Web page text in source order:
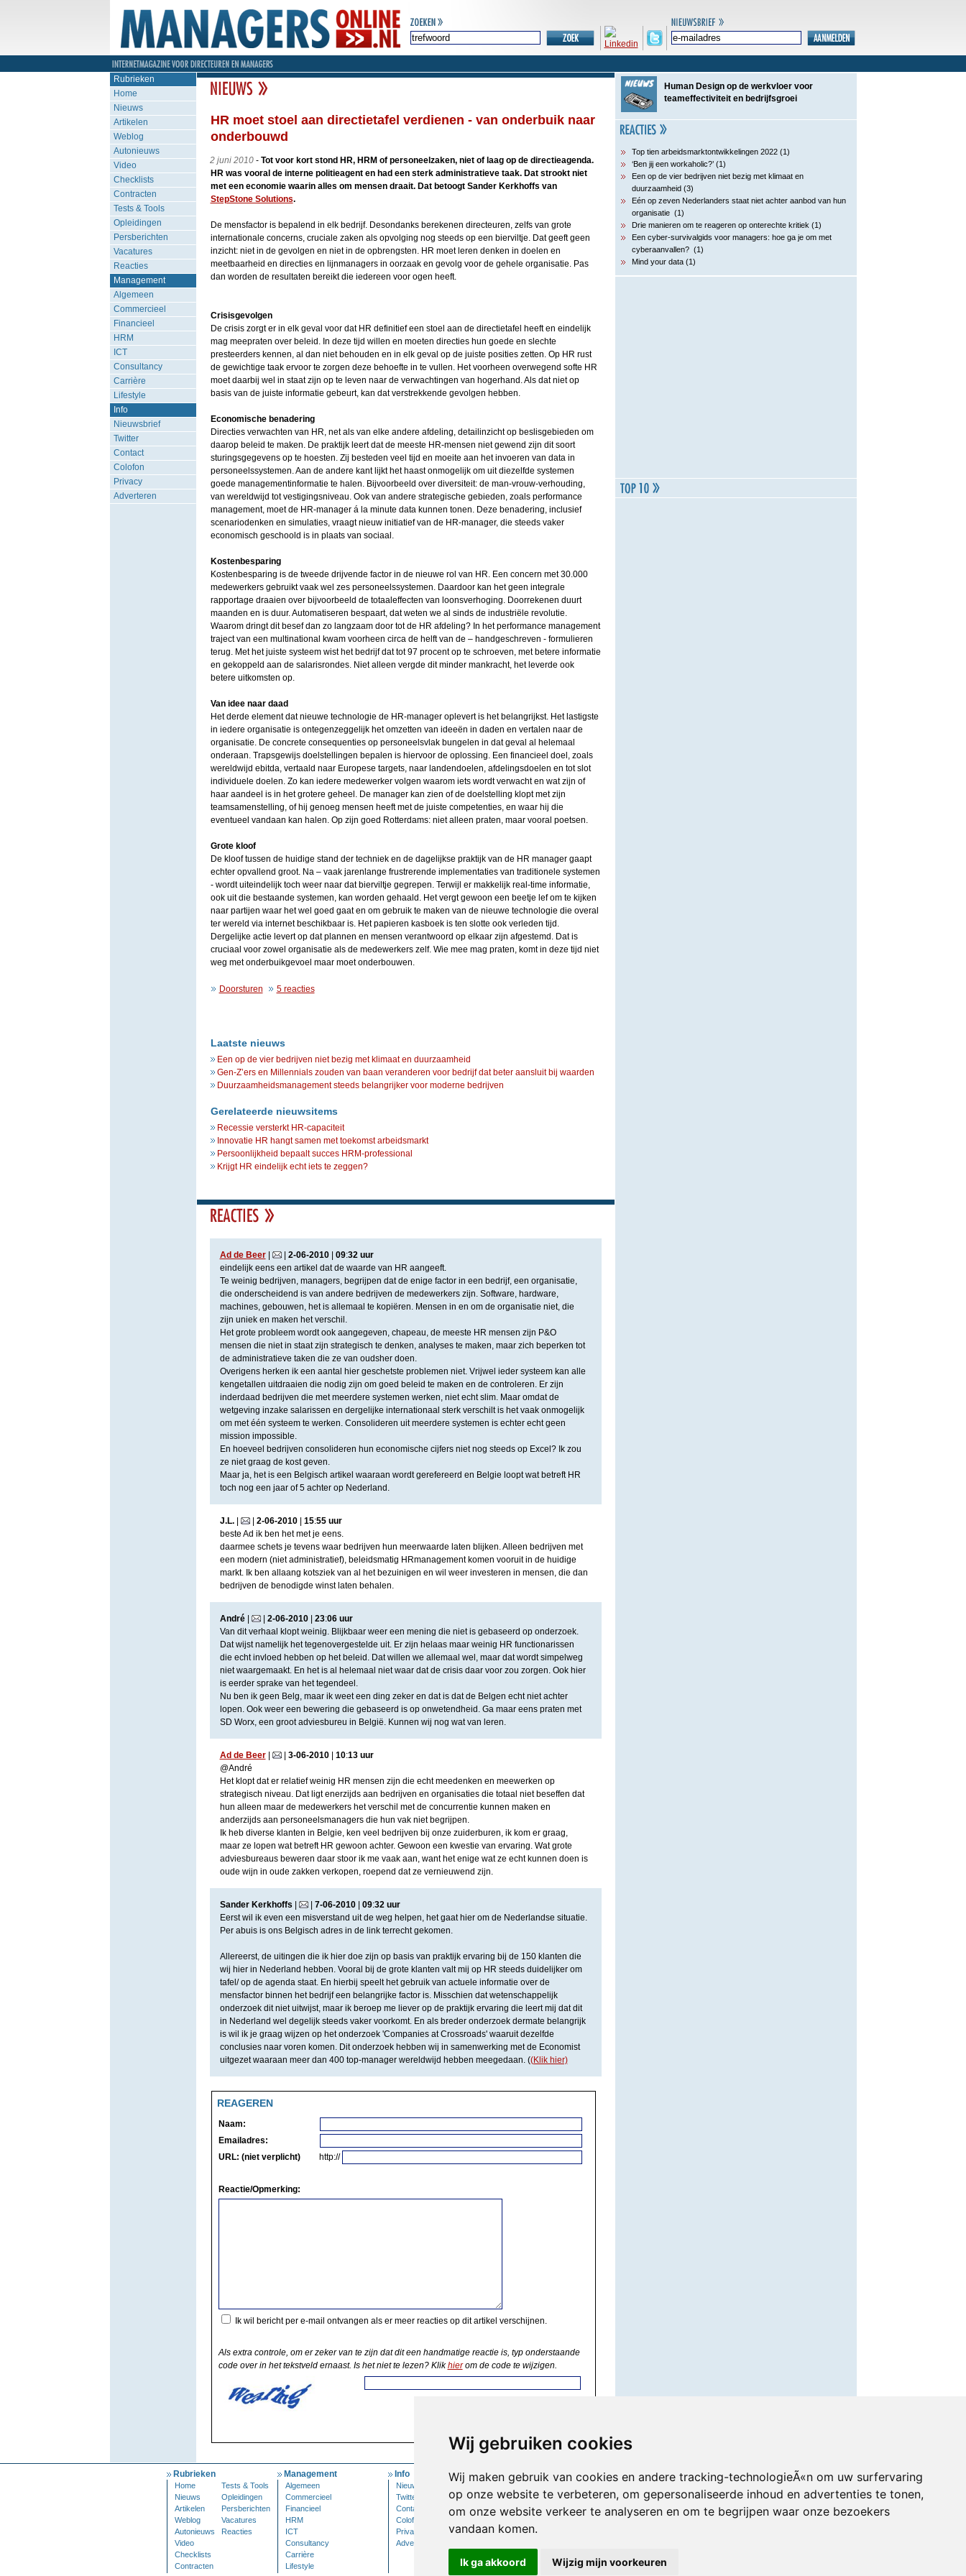
Wij gebruiken cookies
Wij maken gebruik van cookies en andere tracking-technologieÃ«n om uw surfervaring
op onze website te verbeteren, om gepersonaliseerde inhoud en advertenties te tonen,
om onze website verkeer te analyseren en om te begrijpen waar onze bezoekers
vandaan komen.
Ik ga akkoord Wijzig mijn voorkeuren
Rubrieken
Home
Nieuws
Artikelen
Weblog
Autonieuws
Video
Checklists
Contracten
Tests & Tools
Opleidingen
Persberichten
Vacatures
Reacties
Management
Algemeen
Commercieel
Financieel
HRM
ICT
Consultancy
Carrière
Lifestyle
Info
Nieuwsbrief
Twitter
Contact
Colofon
Privacy
Adverteren
HR moet stoel aan directietafel verdienen - van onderbuik naar
onderbouwd
2 juni 2010- Tot voor kort stond HR, HRM of personeelzaken, niet of laag op de directieagenda.
HR was vooral de interne politieagent en had een sterk administratieve taak. Dat strookt niet
met een economie waarin alles om mensen draait. Dat betoogt Sander Kerkhoffs van
StepStone Solutions.
De mensfactor is bepalend in elk bedrijf. Desondanks berekenen directeuren, zelfs van grote
internationale concerns, cruciale zaken als opvolging nog steeds op een bierviltje. Dat geeft geen
inzicht: niet in de gevolgen en niet in de opbrengsten. HR moet leren denken in doelen en
meetbaarheid en directies en lijnmanagers in oorzaak en gevolg voor de gehele organisatie. Pas
dan worden de resultaten bereikt die iedereen voor ogen heeft.
Crisisgevolgen
De crisis zorgt er in elk geval voor dat HR definitief een stoel aan de directietafel heeft en eindelijk
mag meepraten over beleid. In deze tijd willen en moeten directies hun goede en slechte
presteerders kennen, al dan niet behouden en in elk geval op de juiste posities zetten. Op HR rust
de gewichtige taak ervoor te zorgen deze behoefte in te vullen. Het voorheen overwegend softe HR
moet daarbij wel in staat zijn op te leven naar de verwachtingen van hogerhand. Als dat niet op
basis van de juiste informatie gebeurt, kan dat verstrekkende gevolgen hebben.
Economische benadering
Directies verwachten van HR, net als van elke andere afdeling, detailinzicht op beslisgebieden om
daarop beleid te maken. De praktijk leert dat de meeste HR-mensen niet gewend zijn dit soort
sturingsgegevens op te hoesten. Zij besteden veel tijd en moeite aan het invoeren van data in
personeelssystemen. Aan de andere kant lijkt het haast onmogelijk om uit diezelfde systemen
goede managementinformatie te halen. Bijvoorbeeld over diversiteit: de man-vrouw-verhouding,
van wereldwijd tot vestigingsniveau. Ook van andere strategische gebieden, zoals performance
management, moet de HR-manager á la minute data kunnen tonen. Deze benadering, inclusief
scenariodenken en simulaties, vraagt nieuw initiatief van de HR-manager, die steeds vaker
economisch geschoold is in plaats van sociaal.
Kostenbesparing
Kostenbesparing is de tweede drijvende factor in de nieuwe rol van HR. Een concern met 30.000
medewerkers gebruikt vaak wel zes personeelssystemen. Daardoor kan het geen integrale
rapportage draaien over bijvoorbeeld de totaaleffecten van loonsverhoging. Doorrekenen duurt
maanden en is duur. Automatiseren bespaart, dat weten we al sinds de industriële revolutie.
Waarom dringt dit besef dan zo langzaam door tot de HR afdeling? In het performance management
traject van een multinational kwam voorheen circa de helft van de – handgeschreven - formulieren
terug. Met het juiste systeem wist het bedrijf dat tot 97 procent op te schroeven, met betere informatie
en gekoppeld aan de salarisrondes. Niet alleen vergde dit minder mankracht, het leverde ook
betere uitkomsten op.
Van idee naar daad
Het derde element dat nieuwe technologie de HR-manager oplevert is het belangrijkst. Het lastigste
in iedere organisatie is ontegenzeggelijk het omzetten van ideeën in daden en vertalen naar de
organisatie. De concrete consequenties op personeelsvlak bungelen in dat geval al helemaal
onderaan. Trapsgewijs doelstellingen bepalen is hiervoor de oplossing. Een financieel doel, zoals
wereldwijd ebitda, vertaald naar Europese targets, naar landendoelen, afdelingsdoelen en tot slot
individuele doelen. Zo kan iedere medewerker volgen waarom iets wordt verwacht en wat zijn of
haar aandeel is in het grotere geheel. De manager kan zien of de doelstelling klopt met zijn
teamsamenstelling, of hij genoeg mensen heeft met de juiste competenties, en waar hij die
eventueel vandaan kan halen. Op zijn goed Rotterdams: niet alleen praten, maar vooral poetsen.
Grote kloof
De kloof tussen de huidige stand der techniek en de dagelijkse praktijk van de HR manager gaapt
echter opvallend groot. Na – vaak jarenlange frustrerende implementaties van traditionele systemen
- wordt uiteindelijk toch weer naar dat bierviltje gegrepen. Terwijl er makkelijk real-time informatie,
ook uit die bestaande systemen, kan worden gehaald. Het vergt gewoon een beetje lef om te kijken
naar partijen waar het wel goed gaat en om gebruik te maken van de nieuwe technologie die overal
ter wereld via internet beschikbaar is. Het papieren kasboek is ten slotte ook verleden tijd.
Dergelijke actie levert op dat plannen en mensen verantwoord op elkaar zijn afgestemd. Dat is
cruciaal voor zowel organisatie als de medewerkers zelf. Wie mee mag praten, komt in deze tijd niet
weg met onderbuikgevoel maar moet onderbouwen.
Doorsturen 5 reacties
Laatste nieuws
Een op de vier bedrijven niet bezig met klimaat en duurzaamheid
Gen-Z’ers en Millennials zouden van baan veranderen voor bedrijf dat beter aansluit bij waarden
Duurzaamheidsmanagement steeds belangrijker voor moderne bedrijven
Gerelateerde nieuwsitems
Recessie versterkt HR-capaciteit
Innovatie HR hangt samen met toekomst arbeidsmarkt
Persoonlijkheid bepaalt succes HRM-professional
Krijgt HR eindelijk echt iets te zeggen?
Ad de Beer| | 2-06-2010| 09:32 uur
eindelijk eens een artikel dat de waarde van HR aangeeft.
Te weinig bedrijven, managers, begrijpen dat de enige factor in een bedrijf, een organisatie,
die onderscheidend is van andere bedrijven de medewerkers zijn. Software, hardware,
machines, gebouwen, het is allemaal te kopiëren. Mensen in en om de organisatie niet, die
zijn uniek en maken het verschil.
Het grote probleem wordt ook aangegeven, chapeau, de meeste HR mensen zijn P&O
mensen die niet in staat zijn strategisch te denken, analyses te maken, maar zich beperken tot
de administratieve taken die ze van oudsher doen.
Overigens herken ik een aantal hier geschetste problemen niet. Vrijwel ieder systeem kan alle
kengetallen uitdraaien die nodig zijn om goed beleid te maken en de controleren. Er zijn
inderdaad bedrijven die met meerdere systemen werken, niet echt slim. Maar omdat de
wetgeving inzake salarissen en dergelijke internationaal sterk verschilt is het vaak onmogelijk
om met één systeem te werken. Consolideren uit meerdere systemen is echter echt geen
mission impossible.
En hoeveel bedrijven consolideren hun economische cijfers niet nog steeds op Excel? Ik zou
ze niet graag de kost geven.
Maar ja, het is een Belgisch artikel waaraan wordt gerefereerd en Belgie loopt wat betreft HR
toch nog een jaar of 5 achter op Nederland.
J.L.| | 2-06-2010| 15:55 uur
beste Ad ik ben het met je eens.
daarmee schets je tevens waar bedrijven hun meerwaarde laten blijken. Alleen bedrijven met
een modern (niet administratief), beleidsmatig HRmanagement komen vooruit in de huidige
markt. Ik ben allaang kotsziek van al het bezuinigen en wil weer investeren in mensen, die dan
bedrijven de benodigde winst laten behalen.
André| | 2-06-2010| 23:06 uur
Van dit verhaal klopt weinig. Blijkbaar weer een mening die niet is gebaseerd op onderzoek.
Dat wijst namelijk het tegenovergestelde uit. Er zijn helaas maar weinig HR functionarissen
die echt invloed hebben op het beleid. Dat willen we allemaal wel, maar dat wordt simpelweg
niet waargemaakt. En het is al helemaal niet waar dat de crisis daar voor zou zorgen. Ook hier
is eerder sprake van het tegendeel.
Nu ben ik geen Belg, maar ik weet een ding zeker en dat is dat de Belgen echt niet achter
lopen. Ook weer een bewering die gebaseerd is op onwetendheid. Ga maar eens praten met
SD Worx, een groot adviesbureu in België. Kunnen wij nog wat van leren.
Ad de Beer| | 3-06-2010| 10:13 uur
@André
Het klopt dat er relatief weinig HR mensen zijn die echt meedenken en meewerken op
strategisch niveau. Dat ligt enerzijds aan bedrijven en organisaties die totaal niet beseffen dat
hun alleen maar de medewerkers het verschil met de concurrentie kunnen maken en
anderzijds aan personeelsmanagers die hun vak niet begrijpen.
Ik heb diverse klanten in Belgie, ken veel bedrijven bij onze zuiderburen, ik kom er graag,
maar ze lopen wat betreft HR gewoon achter. Gewoon een kwestie van ervaring. Wat grote
adviesbureaus beweren daar stoor ik me vaak aan, want het enige wat ze echt kunnen doen is
oude wijn in oude zakken verkopen, roepend dat ze vernieuwend zijn.
Sander Kerkhoffs | 7-06-2010| 09:32 uur
Eerst wil ik even een misverstand uit de weg helpen, het gaat hier om de Nederlandse situatie.
Per abuis is ons Belgisch adres in de link terrecht gekomen.
Allereerst, de uitingen die ik hier doe zijn op basis van praktijk ervaring bij de 150 klanten die
wij hier in Nederland hebben. Vooral bij de grote klanten valt mij op HR steeds duidelijker om
tafel/ op de agenda staat. En hierbij speelt het gebruik van actuele informatie over de
mensfactor binnen het bedrijf een belangrijke factor is. Misschien dat wetenschappelijk
onderzoek dit niet uitwijst, maar ik beroep me liever op de praktijk ervaring die leert mij dat dit
in Nederland wel degelijk steeds vaker voorkomt. En als breder onderzoek dermate belangrijk
is wil ik je graag wijzen op het onderzoek 'Companies at Crossroads' waaruit dezelfde
conclusies naar voren komen. Dit onderzoek hebben wij in samenwerking met de Economist
uitgezet waaraan meer dan 400 top-manager wereldwijd hebben meegedaan. ((Klik hier)
REAGEREN
Naam:
Emailadres:
URL: (niet verplicht)
http://
Reactie/Opmerking:
Ik wil bericht per e-mail ontvangen als er meer reacties op dit artikel verschijnen.
Als extra controle, om er zeker van te zijn dat dit een handmatige reactie is, typ onderstaande
code over in het tekstveld ernaast. Is het niet te lezen? Klikhierom de code te wijzigen.
Human Design op de werkvloer voor
teameffectiviteit en bedrijfsgroei
Top tien arbeidsmarktontwikkelingen 2022 (1)
‘Ben jij een workaholic?’ (1)
Een op de vier bedrijven niet bezig met klimaat en
duurzaamheid (3)
Eén op zeven Nederlanders staat niet achter aanbod van hun
organisatie (1)
Drie manieren om te reageren op onterechte kritiek (1)
Een cyber-survivalgids voor managers: hoe ga je om met
cyberaanvallen? (1)
Mind your data (1)
Rubrieken
Home
Tests & Tools
Nieuws
Opleidingen
Artikelen
Persberichten
Weblog
Vacatures
Autonieuws
Reacties
Video
Checklists
Contracten
Management
Algemeen
Commercieel
Financieel
HRM
ICT
Consultancy
Carrière
Lifestyle
Info
Nieuwsbrief
Twitter
Contact
Colofon
Privacy
Adverteren
Mijn Account
Inloggen